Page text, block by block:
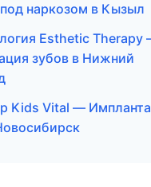
наркозом в Кызыл
Esthetic Therapy
зубов в Нижний
Kids Vital —